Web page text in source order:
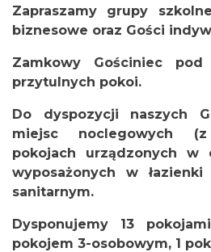
Zapraszamy grupy
biznesowe oraz Gości
Zamkowy Gościniec
przytulnych pokoi.
Do dyspozycji naszych
miejsc noclegowych
pokojach urządzonych w
wyposażonych w łazienki
sanitarnym.
Dysponujemy 13
pokojem 3-osobowym, 1